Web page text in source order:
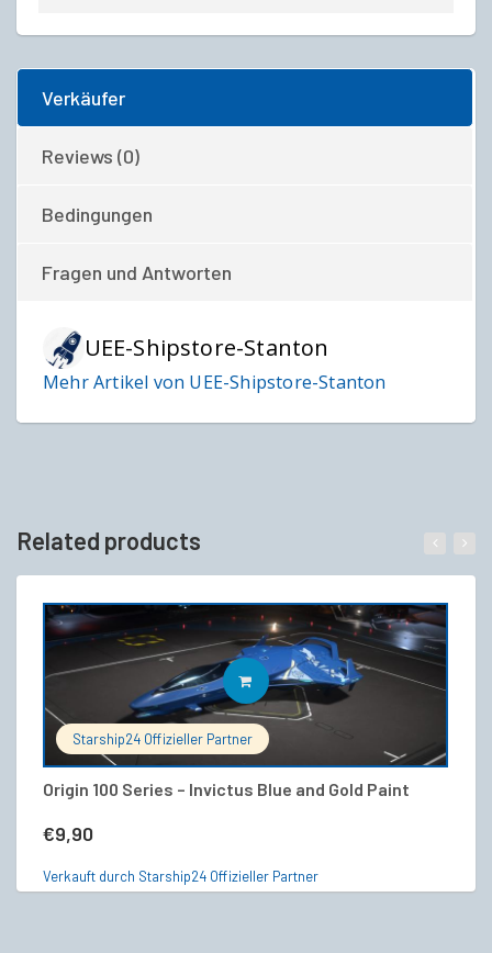
Verkäufer
Reviews (0)
Bedingungen
Fragen und Antworten
UEE-Shipstore-Stanton
Mehr Artikel von UEE-Shipstore-Stanton
Related products
Starship24 Offizieller Partner
Origin 100 Series – Invictus Blue and Gold Paint
€9,90
IN DEN WARENKORB
Verkauft durch Starship24 Offizieller Partner